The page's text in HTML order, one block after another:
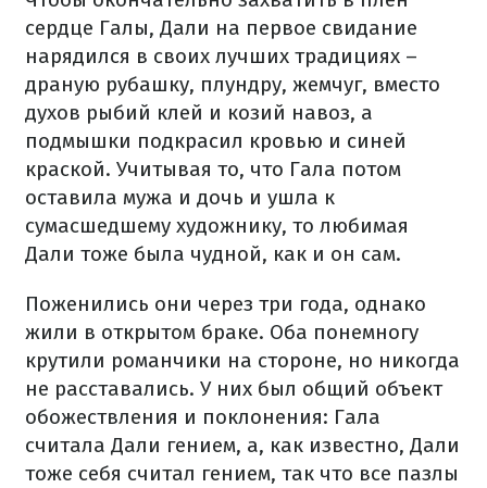
сердце Галы, Дали на первое свидание
нарядился в своих лучших традициях –
драную рубашку, плундру, жемчуг, вместо
духов рыбий клей и козий навоз, а
подмышки подкрасил кровью и синей
краской. Учитывая то, что Гала потом
оставила мужа и дочь и ушла к
сумасшедшему художнику, то любимая
Дали тоже была чудной, как и он сам.
Поженились они через три года, однако
жили в открытом браке. Оба понемногу
крутили романчики на стороне, но никогда
не расставались. У них был общий объект
обожествления и поклонения: Гала
считала Дали гением, а, как известно, Дали
тоже себя считал гением, так что все пазлы